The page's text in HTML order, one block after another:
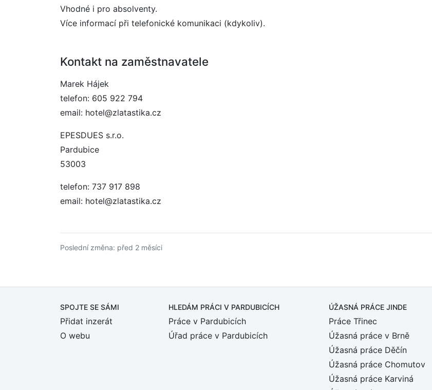
Vhodné i pro absolventy.
Více informací při telefonické komunikaci (kdykoliv).
Kontakt na zaměstnavatele
Marek Hájek
telefon: 605 922 794
email: hotel@zlatastika.cz
EPESDUES s.r.o.
Pardubice
53003
telefon: 737 917 898
email: hotel@zlatastika.cz
Poslední změna: před 2 měsíci
SPOJTE SE SÁMI
Přidat inzerát
O webu
HLEDÁM PRÁCI V PARDUBICÍCH
Práce v Pardubicích
Úřad práce v Pardubicích
ÚŽASNÁ PRÁCE JINDE
Práce Třinec
Úžasná práce v Brně
Úžasná práce Děčín
Úžasná práce Chomutov
Úžasná práce Karviná